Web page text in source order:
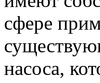
сфере
насоса,